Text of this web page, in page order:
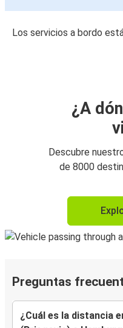
Los servicios a bordo
¿A
Descubre
de 8000
Preguntas
¿Cuál es la distancia